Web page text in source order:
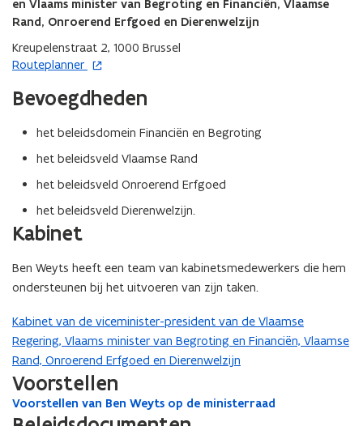
u
w
e
n
s
t
en Vlaams minister van Begroting en Financiën, Vlaamse
Rand, Onroerend Erfgoed en Dierenwelzijn
Kreupelenstraat 2, 1000 Brussel
Routeplanner
o
e
u
v
e
s
t
e
r
Bevoegdheden
het beleidsdomein Financiën en Begroting
het beleidsveld Vlaamse Rand
het beleidsveld Onroerend Erfgoed
het beleidsveld Dierenwelzijn.
Kabinet
Ben Weyts heeft een team van kabinetsmedewerkers die hem
ondersteunen bij het uitvoeren van zijn taken.
Kabinet van de viceminister-president van de Vlaamse
Regering, Vlaams minister van Begroting en Financiën, Vlaamse
Rand, Onroerend Erfgoed en Dierenwelzijn
Voorstellen
V
o
Voorstellen van Ben Weyts op de ministerraad